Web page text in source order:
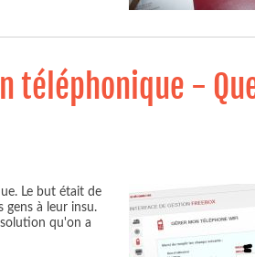
téléphonique -
Le but était de
gens à leur insu.
qu'on a